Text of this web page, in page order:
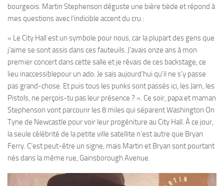
bourgeois. Martin Stephenson déguste une bière tiède et répond à
mes questions avec l’indicible accent du cru :
« Le City Hall est un symbole pour nous, car la plupart des gens que
j’aime se sont assis dans ces fauteuils. J’avais onze ans à mon
premier concert dans cette salle et je rêvais de ces backstage, ce
lieu inaccessiblepour un ado. Je sais aujourd’hui qu’il ne s’y passe
pas grand-chose. Et puis tous les punks sont passés ici, les Jam, les
Pistols, ne perçois-tu pas leur présence ? ». Ce soir, papa et maman
Stephenson vont parcourir les 8 miles qui séparent Washington On
Tyne de Newcastle pour voir leur progéniture au City Hall. À ce jour,
la seule célébrité de la petite ville satellite n’est autre que Bryan
Ferry. C’est peut-être un signe, mais Martin et Bryan sont pourtant
nés dans la même rue, Gainsborough Avenue.